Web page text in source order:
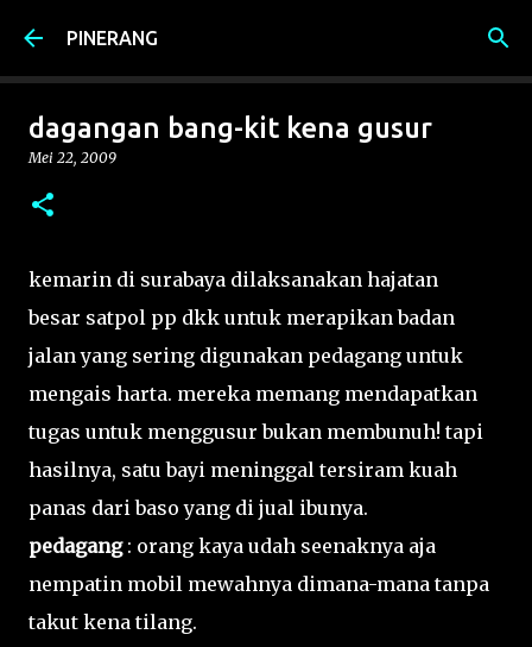
Langsung ke konten utama
PINERANG
dagangan bang-kit kena gusur
Mei 22, 2009
kemarin di surabaya dilaksanakan hajatan
besar satpol pp dkk untuk merapikan badan
jalan yang sering digunakan pedagang untuk
mengais harta. mereka memang mendapatkan
tugas untuk menggusur bukan membunuh! tapi
hasilnya, satu bayi meninggal tersiram kuah
panas dari baso yang di jual ibunya.
pedagang: orang kaya udah seenaknya aja
nempatin mobil mewahnya dimana-mana tanpa
takut kena tilang.